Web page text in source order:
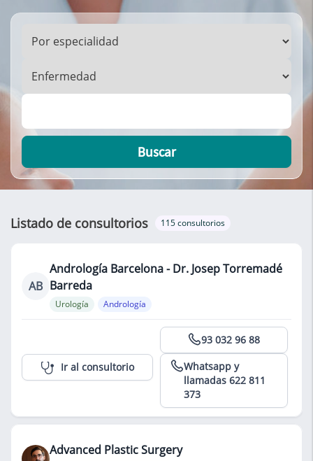
Buscar
Listado de consultorios 115 consultorios
AB
Andrología Barcelona - Dr. Josep Torremadé
Barreda
Urología Andrología
93 032 96 88
Whatsapp y
llamadas 622 811
373
Ir al consultorio
Advanced Plastic Surgery